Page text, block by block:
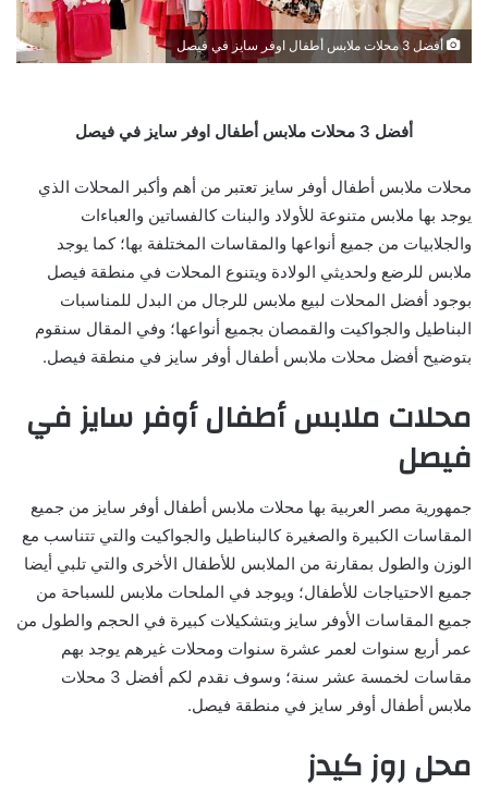
أفضل 3 محلات ملابس أطفال اوفر سايز في فيصل
أفضل 3 محلات ملابس أطفال اوفر سايز في فيصل
محلات ملابس أطفال أوفر سايز تعتبر من أهم وأكبر المحلات الذي
يوجد بها ملابس متنوعة للأولاد والبنات كالفساتين والعباءات
والجلابيات من جميع أنواعها والمقاسات المختلفة بها؛ كما يوجد
ملابس للرضع ولحديثي الولادة ويتنوع المحلات في منطقة فيصل
بوجود أفضل المحلات لبيع ملابس للرجال من البدل للمناسبات
البناطيل والجواكيت والقمصان بجميع أنواعها؛ وفي المقال سنقوم
بتوضيح أفضل محلات ملابس أطفال أوفر سايز في منطقة فيصل.
محلات ملابس أطفال أوفر سايز في
فيصل
جمهورية مصر العربية بها محلات ملابس أطفال أوفر سايز من جميع
المقاسات الكبيرة والصغيرة كالبناطيل والجواكيت والتي تتناسب مع
الوزن والطول بمقارنة من الملابس للأطفال الأخرى والتي تلبي أيضا
جميع الاحتياجات للأطفال؛ ويوجد في الملحات ملابس للسباحة من
جميع المقاسات الأوفر سايز وبتشكيلات كبيرة في الحجم والطول من
عمر أربع سنوات لعمر عشرة سنوات ومحلات غيرهم يوجد بهم
مقاسات لخمسة عشر سنة؛ وسوف نقدم لكم أفضل 3 محلات
ملابس أطفال أوفر سايز في منطقة فيصل.
محل روز كيدز